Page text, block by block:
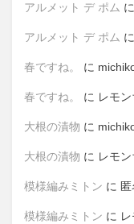
アルメット デ ポム に
アルメット デ ポム に
春ですね。 に
春ですね。 に レモ
大根の漬物 に
大根の漬物 に レモ
模様編みミトン に 匿
模様編みミトン に